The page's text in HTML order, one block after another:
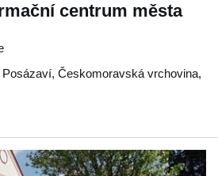
centrum města
Posázaví, Českomoravská vrchovina,